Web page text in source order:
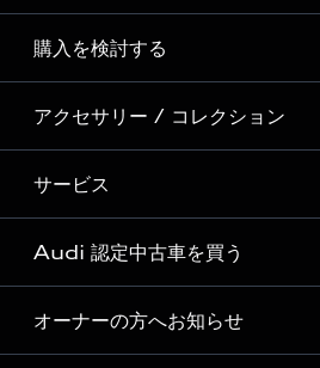
Story of Progress
Audi Sport
Formula 1®
デジタルサービス
ディーラー検索
新車在庫検索
試乗車・展示車検索
見積り依頼
試乗予約
購入を検討する
モデル一覧
特別仕様モデル / 限定モデル
e-tronラインアップ
価格シミュレーション
車両比較
アクセサリー / コレクション
純正アクセサリー
オンラインショップ
Audi collection
アウディナビアプリ
サービス
サービス入庫予約
サービスプログラム
メンテナンス
Audi 認定中古車を買う
Audi認定中古車
オーナーの方へお知らせ